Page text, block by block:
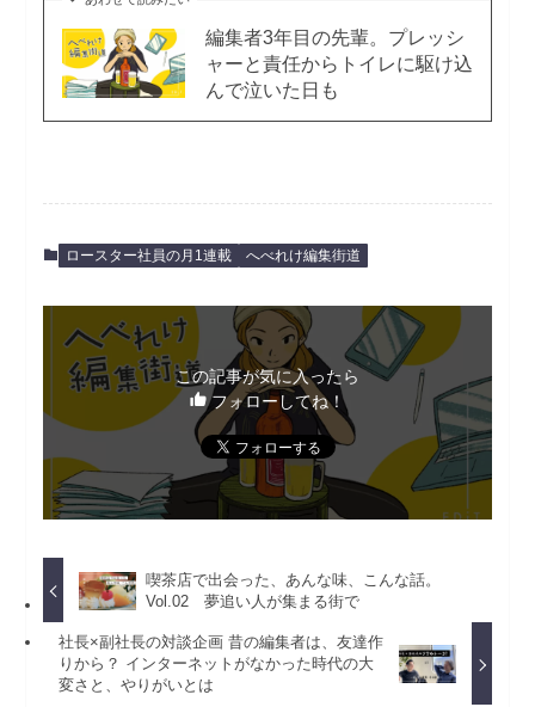
編集者3年目の先輩。プレッシ
ャーと責任からトイレに駆け込
んで泣いた日も
ロースター社員の月1連載 へべれけ編集街道
この記事が気に入ったら
フォローしてね！
喫茶店で出会った、あんな味、こんな話。
Vol.02 夢追い人が集まる街で
社長×副社長の対談企画 昔の編集者は、友達作
りから？ インターネットがなかった時代の大
変さと、やりがいとは